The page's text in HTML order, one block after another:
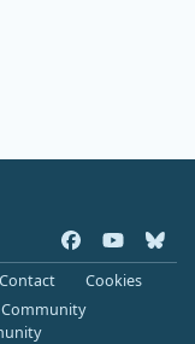
a
c
e
o
u
b
l
u
Contact
Cookies